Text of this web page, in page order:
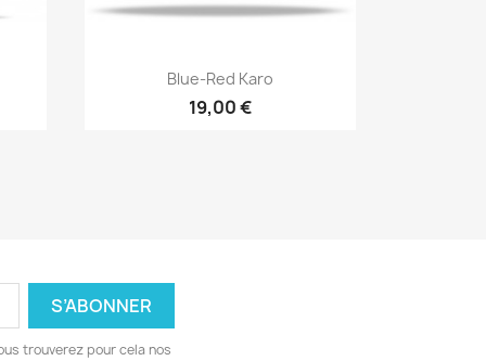
Aperçu rapide
Blue-Red Karo
19,00 €
trouverez pour cela nos